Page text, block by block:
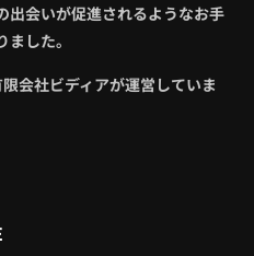
出会いが促進されるようなお手
した。
会社ビディアが運営していま